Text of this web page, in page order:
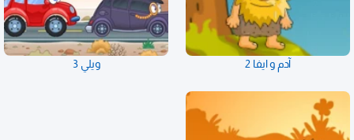
آدم و ايفا 2 ويلي 3